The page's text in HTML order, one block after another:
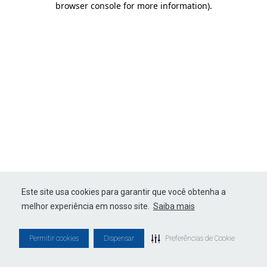
Este site usa cookies para garantir que você obtenha a
melhor experiência em nosso site. Saiba mais
Permitir cookies Dispensar Preferências de Cookie
browser console for more information).